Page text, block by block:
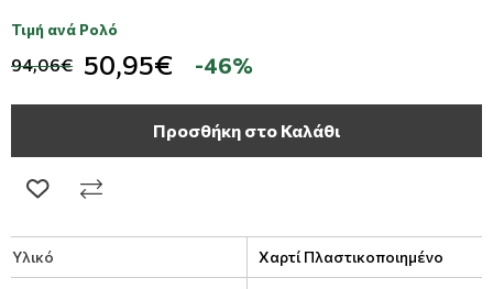
Τιμή ανά Ρολό
94,06€ 50,95€ -46%
Προσθήκη στο Καλάθι
Υλικό Χαρτί Πλαστικοποιημένο